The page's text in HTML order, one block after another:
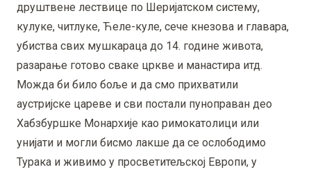
друштвене лествице по Шеријатском систему,
кулуке, читлуке, Ћеле-куле, сече кнезова и главара,
убиства свих мушкараца до 14. године живота,
разарање готово сваке цркве и манастира итд.
Можда би било боље и да смо прихватили
аустријске цареве и сви постали пуноправан део
Хабзбуршке Монархије као римокатолици или
унијати и могли бисмо лакше да се ослободимо
Турака и живимо у просветитељској Европи, у